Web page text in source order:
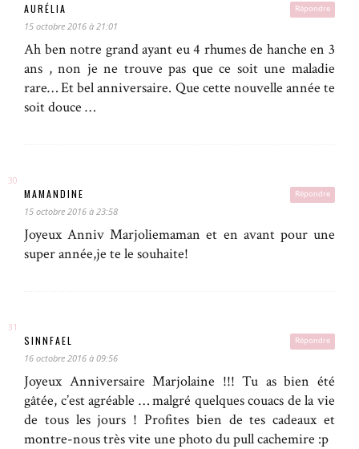
Répondre
AURÉLIA
15 octobre 2016 à 21:01
Ah ben notre grand ayant eu 4 rhumes de hanche en 3
ans , non je ne trouve pas que ce soit une maladie
rare… Et bel anniversaire. Que cette nouvelle année te
soit douce …
Répondre
MAMANDINE
15 octobre 2016 à 23:58
Joyeux Anniv Marjoliemaman et en avant pour une
super année,je te le souhaite!
Répondre
SINNFAEL
16 octobre 2016 à 09:56
Joyeux Anniversaire Marjolaine !!! Tu as bien été
gâtée, c’est agréable … malgré quelques couacs de la vie
de tous les jours ! Profites bien de tes cadeaux et
montre-nous très vite une photo du pull cachemire :p